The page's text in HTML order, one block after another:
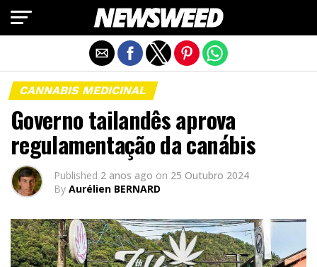
CANNABIS MEDICINAL
Governo tailandês aprova
regulamentação da canábis
Published 2 anos ago on 25 Outubro 2024
By Aurélien BERNARD
Exit mobile version